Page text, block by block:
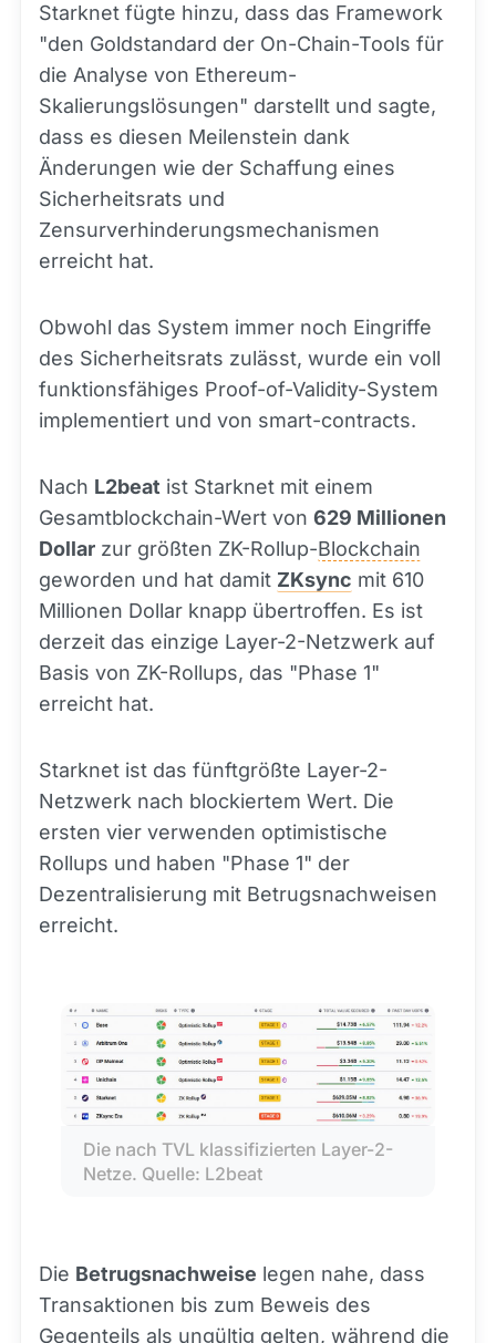
Starknet fügte hinzu, dass das Framework
"den Goldstandard der On-Chain-Tools für
die Analyse von Ethereum-
Skalierungslösungen" darstellt und sagte,
dass es diesen Meilenstein dank
Änderungen wie der Schaffung eines
Sicherheitsrats und
Zensurverhinderungsmechanismen
erreicht hat.
Obwohl das System immer noch Eingriffe
des Sicherheitsrats zulässt, wurde ein voll
funktionsfähiges Proof-of-Validity-System
implementiert und von smart-contracts.
Nach L2beat ist Starknet mit einem
Gesamtblockchain-Wert von 629 Millionen
Dollar zur größten ZK-Rollup-Blockchain
geworden und hat damit ZKsync mit 610
Millionen Dollar knapp übertroffen. Es ist
derzeit das einzige Layer-2-Netzwerk auf
Basis von ZK-Rollups, das "Phase 1"
erreicht hat.
Starknet ist das fünftgrößte Layer-2-
Netzwerk nach blockiertem Wert. Die
ersten vier verwenden optimistische
Rollups und haben "Phase 1" der
Dezentralisierung mit Betrugsnachweisen
erreicht.
Die nach TVL klassifizierten Layer-2-
Netze. Quelle: L2beat
Die Betrugsnachweise legen nahe, dass
Transaktionen bis zum Beweis des
Gegenteils als ungültig gelten, während die